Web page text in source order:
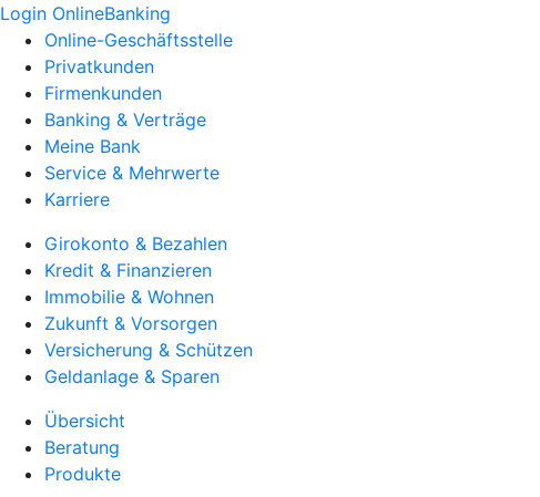
Login OnlineBanking
Online-Geschäftsstelle
Privatkunden
Firmenkunden
Banking & Verträge
Meine Bank
Service & Mehrwerte
Karriere
Girokonto & Bezahlen
Kredit & Finanzieren
Immobilie & Wohnen
Zukunft & Vorsorgen
Versicherung & Schützen
Geldanlage & Sparen
Übersicht
Beratung
Produkte